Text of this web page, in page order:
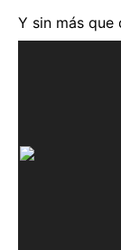
Y sin más que